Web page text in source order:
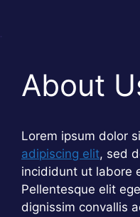
About
Lorem ipsum dolor
adipiscing elit, sed
incididunt ut labore
Pellentesque elit
dignissim convallis